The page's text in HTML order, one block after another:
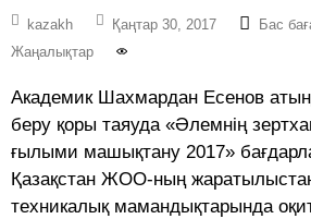
kazakh Қаңтар 30, 2017 Бас
Жаңалықтар
Академик Шахмардан Есенов
беру қоры таяуда «Әлемнiң
ғылыми машықтану 2017»
Қазақстан ЖОО-ның
техникалық мамандықтарында